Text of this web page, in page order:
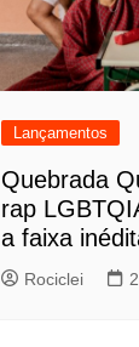
Lançamentos
Quebrada
rap
a faixa
Rociclei